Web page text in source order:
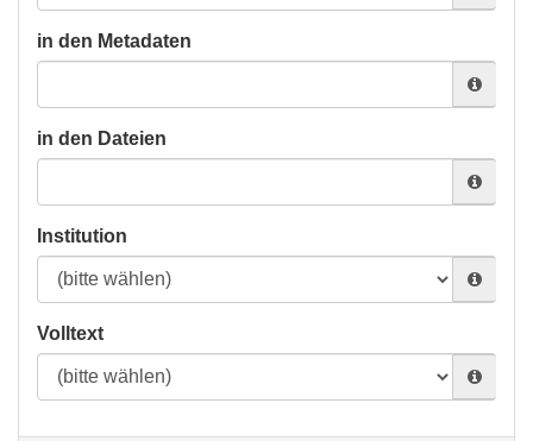
in den Metadaten
in den Dateien
Institution
Volltext